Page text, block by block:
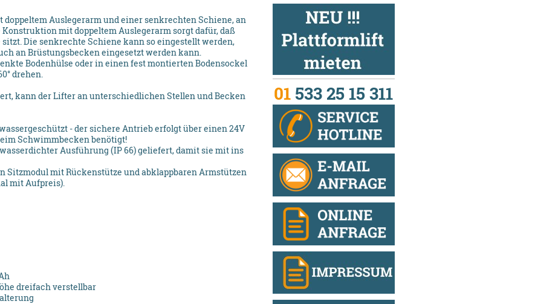
doppeltem Auslegerarm und einer senkrechten Schiene, an
mit doppeltem Auslegerarm sorgt dafür, daß
Die senkrechte Schiene kann so eingestellt werden,
an Brüstungsbecken eingesetzt werden kann.
Bodenhülse oder in einen fest montierten Bodensockel
drehen.
kann der Lifter an unterschiedlichen Stellen und Becken
- der sichere Antrieb erfolgt über einen 24V
Schwimmbecken benötigt!
Ausführung (IP 66) geliefert, damit sie mit ins
Sitzmodul mit Rückenstütze und abklappbaren Armstützen
mit Aufpreis).
dreifach verstellbar
01 533 25 15 311